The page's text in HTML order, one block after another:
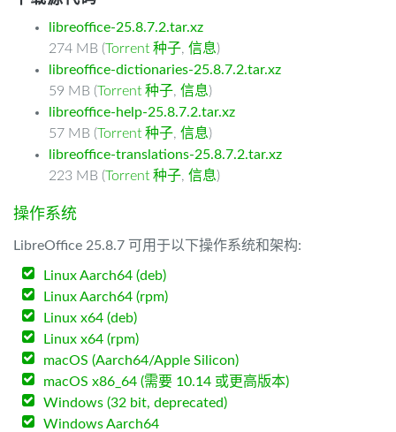
libreoffice-25.8.7.2.tar.xz
274 MB (Torrent 种子, 信息)
libreoffice-dictionaries-25.8.7.2.tar.xz
59 MB (Torrent 种子, 信息)
libreoffice-help-25.8.7.2.tar.xz
57 MB (Torrent 种子, 信息)
libreoffice-translations-25.8.7.2.tar.xz
223 MB (Torrent 种子, 信息)
操作系统
LibreOffice 25.8.7 可用于以下操作系统和架构:
Linux Aarch64 (deb)
Linux Aarch64 (rpm)
Linux x64 (deb)
Linux x64 (rpm)
macOS (Aarch64/Apple Silicon)
macOS x86_64 (需要 10.14 或更高版本)
Windows (32 bit, deprecated)
Windows Aarch64